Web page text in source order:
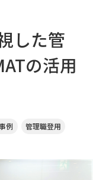
した管
の活用
例 管理職登用